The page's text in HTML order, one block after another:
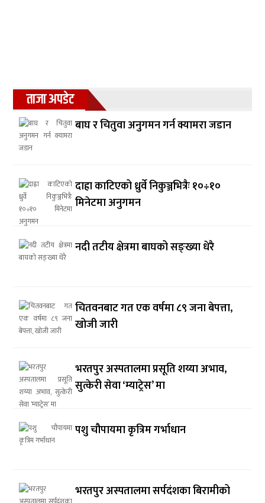
ताजा अपडेट
बाघ र चितुवा अनुगमन गर्न क्यामरा जडान
दाह्रा काटिएको ध्रुर्वे निकुञ्जभित्रैः १०÷१०
मिनेटमा अनुगमन
नदी तटीय क्षेत्रमा बाघको सङ्ख्या धेरै
चितवनबाट गत एक वर्षमा ८९ जना बेपत्ता,
खोजी जारी
भरतपुर अस्पतालमा प्रसूति शय्या अभाव,
सुत्केरी सेवा ‘म्याट्रेस’ मा
पशु चौपायमा कृत्रिम गर्भाधान
भरतपुर अस्पतालमा सर्पदंशका बिरामीको